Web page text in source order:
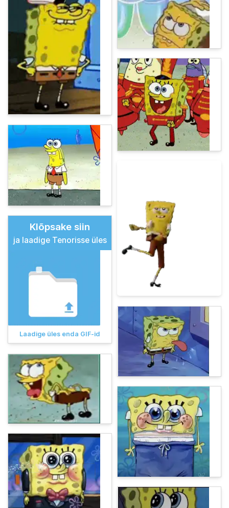
Klõpsake siin
ja laadige Tenorisse üles
Laadige üles enda GIF-id